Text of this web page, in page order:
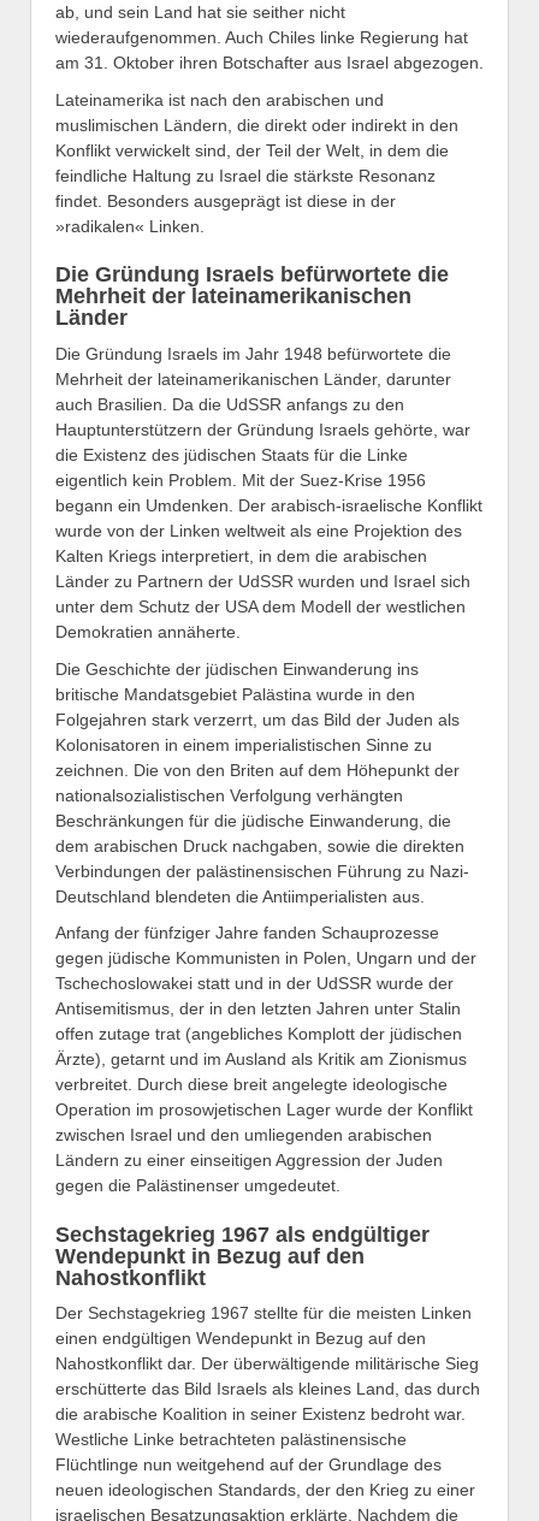
ab, und sein Land hat sie seither nicht
wiederaufgenommen. Auch Chiles linke Regierung hat
am 31. Oktober ihren Botschafter aus Israel abgezogen.
Lateinamerika ist nach den arabischen und
muslimischen Ländern, die direkt oder indirekt in den
Konflikt verwickelt sind, der Teil der Welt, in dem die
feindliche Haltung zu Israel die stärkste Resonanz
findet. Besonders ausgeprägt ist diese in der
»radikalen« Linken.
Die Gründung Israels befürwortete die
Mehrheit der lateinamerikanischen
Länder
Die Gründung Israels im Jahr 1948 befürwortete die
Mehrheit der lateinamerikanischen Länder, darunter
auch Brasilien. Da die UdSSR anfangs zu den
Hauptunterstützern der Gründung Israels gehörte, war
die Existenz des jüdischen Staats für die Linke
eigentlich kein Problem. Mit der Suez-Krise 1956
begann ein Umdenken. Der arabisch-israelische Konflikt
wurde von der Linken weltweit als eine Projektion des
Kalten Kriegs interpretiert, in dem die arabischen
Länder zu Partnern der UdSSR wurden und Israel sich
unter dem Schutz der USA dem Modell der westlichen
Demokratien annäherte.
Die Geschichte der jüdischen Einwanderung ins
britische Mandatsgebiet Palästina wurde in den
Folgejahren stark verzerrt, um das Bild der Juden als
Kolonisatoren in einem imperialistischen Sinne zu
zeichnen. Die von den Briten auf dem Höhepunkt der
nationalsozialistischen Verfolgung verhängten
Beschränkungen für die jüdische Einwanderung, die
dem arabischen Druck nachgaben, sowie die direkten
Verbindungen der palästinensischen Führung zu Nazi-
Deutschland blendeten die Antiimperialisten aus.
Anfang der fünfziger Jahre fanden Schauprozesse
gegen jüdische Kommunisten in Polen, Ungarn und der
Tschechoslowakei statt und in der UdSSR wurde der
Antisemitismus, der in den letzten Jahren unter Stalin
offen zutage trat (angebliches Komplott der jüdischen
Ärzte), getarnt und im Ausland als Kritik am Zionismus
verbreitet. Durch diese breit angelegte ideologische
Operation im prosowjetischen Lager wurde der Konflikt
zwischen Israel und den umliegenden arabischen
Ländern zu einer einseitigen Aggression der Juden
gegen die Palästinenser umgedeutet.
Sechstagekrieg 1967 als endgültiger
Wendepunkt in Bezug auf den
Nahostkonflikt
Der Sechstagekrieg 1967 stellte für die meisten Linken
einen endgültigen Wendepunkt in Bezug auf den
Nahostkonflikt dar. Der überwältigende militärische Sieg
erschütterte das Bild Israels als kleines Land, das durch
die arabische Koalition in seiner Existenz bedroht war.
Westliche Linke betrachteten palästinensische
Flüchtlinge nun weitgehend auf der Grundlage des
neuen ideologischen Standards, der den Krieg zu einer
israelischen Besatzungsaktion erklärte. Nachdem die